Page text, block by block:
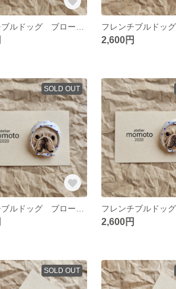
2,600円
SOLD OUT
2,600円
SOLD OUT